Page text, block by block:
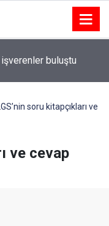
soru kitapçıkları ve
ve cevap